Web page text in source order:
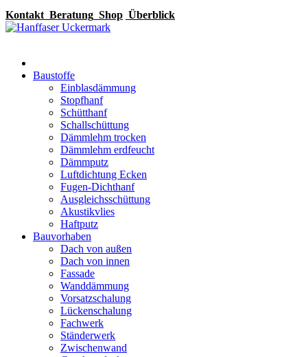
Kontakt Beratung Shop Überblick
Baustoffe
Einblasdämmung
Stopfhanf
Schütthanf
Schallschüttung
Dämmlehm trocken
Dämmlehm erdfeucht
Dämmputz
Luftdichtung Ecken
Fugen-Dichthanf
Ausgleichsschüttung
Akustikvlies
Haftputz
Bauvorhaben
Dach von außen
Dach von innen
Fassade
Wanddämmung
Vorsatzschalung
Lückenschalung
Fachwerk
Ständerwerk
Zwischenwand